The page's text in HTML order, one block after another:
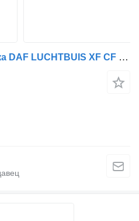
Шланг воздухозаборника DAF LUCHTBUIS XF CF EURO 6 1944901 для грузовика